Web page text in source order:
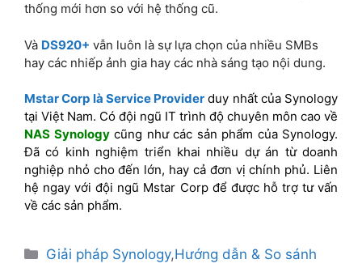
thống mới hơn so với hệ thống cũ.
Và DS920+ vẫn luôn là sự lựa chọn của nhiều SMBs
hay các nhiếp ảnh gia hay các nhà sáng tạo nội dung.
Mstar Corp là Service Provider duy nhất của Synology
tại Việt Nam. Có đội ngũ IT trình độ chuyên môn cao về
NAS Synologycũng như các sản phẩm của Synology.
Đã có kinh nghiệm triển khai nhiều dự án từ doanh
nghiệp nhỏ cho đến lớn, hay cả đơn vị chính phủ. Liên
hệ ngay với đội ngũ Mstar Corp để được hỗ trợ tư vấn
về các sản phẩm.
Giải pháp Synology,Hướng dẫn & So sánh